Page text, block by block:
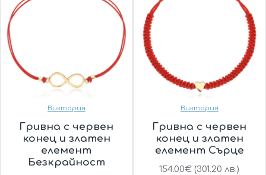
Виктория
Гривна с червен
конец и златен
елемент
Безкрайност
Виктория
Гривна с червен
конец и златен
елемент Сърце
154.00€ (301.20 лв.)